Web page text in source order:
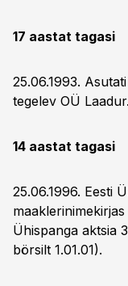
17 aastat tagasi
25.06.1993.
tegelev OÜ Laadur.
14 aastat tagasi
25.06.1996. Eesti
Ühispanga aktsia
börsilt 1.01.01).